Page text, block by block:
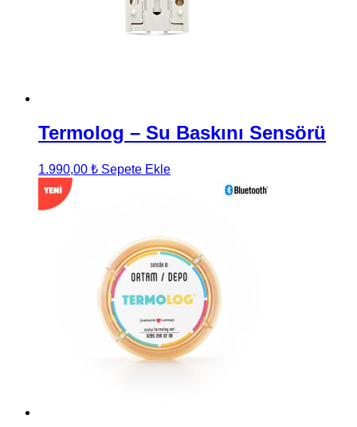
Termolog – Su Baskını Sensörü
1.990,00 ₺ Sepete Ekle